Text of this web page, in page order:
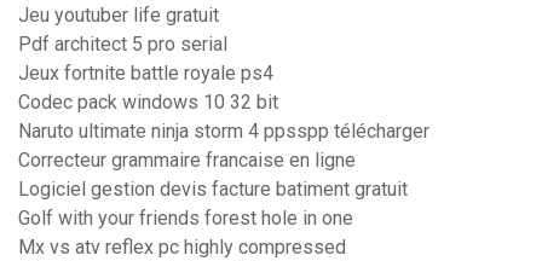
Jeu youtuber life gratuit
Pdf architect 5 pro serial
Jeux fortnite battle royale ps4
Codec pack windows 10 32 bit
Naruto ultimate ninja storm 4 ppsspp télécharger
Correcteur grammaire francaise en ligne
Logiciel gestion devis facture batiment gratuit
Golf with your friends forest hole in one
Mx vs atv reflex pc highly compressed